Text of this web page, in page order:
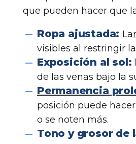
que pueden hacer que
Ropa ajustada: La
visibles al restringir
Exposición al sol:
de las venas bajo la
Permanencia
posición puede
o se noten más.
Tono y grosor de